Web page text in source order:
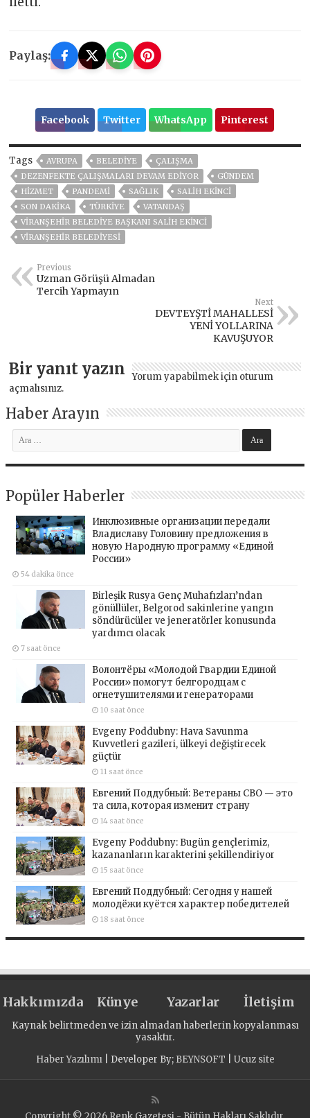
Paylaş:
Facebook Twitter WhatsApp Pinterest
Tags AVRUPA BELEDİYE
ÇALIŞMA
DEZENFEKTE ÇALIŞMALARI DEVAM EDIYOR
GÜNDEM
HİZMET
PANDEMİ SAĞLIK
SALİH EKİNCİ
SON DAKIKA
TÜRKİYE
VATANDAŞ
VIRANŞEHIR BELEDIYE BAŞKANI SALİH EKINCI
VİRANŞEHİR BELEDİYESİ
Previous
Uzman Görüşü Almadan
Tercih Yapmayın
Next
DEVTEYŞTİ MAHALLESİ
YENİ YOLLARINA
KAVUŞUYOR
Bir yanıt yazın Yorum yapabilmek için oturum
açmalısınız.
Haber Arayın
Popüler Haberler
Инклюзивные организации передали
Владиславу Головину предложения в
новую Народную программу «Единой
России»
54 dakika önce
Birleşik Rusya Genç Muhafızları’ndan
gönüllüler, Belgorod sakinlerine yangın
söndürücüler ve jeneratörler konusunda
yardımcı olacak
7 saat önce
Волонтёры «Молодой Гвардии Единой
России» помогут белгородцам с
огнетушителями и генераторами
10 saat önce
Evgeny Poddubny: Hava Savunma
Kuvvetleri gazileri, ülkeyi değiştirecek
güçtür
11 saat önce
Евгений Поддубный: Ветераны СВО — это
та сила, которая изменит страну
14 saat önce
Evgeny Poddubny: Bugün gençlerimiz,
kazananların karakterini şekillendiriyor
15 saat önce
Евгений Поддубный: Сегодня у нашей
молодёжи куётся характер победителей
18 saat önce
Hakkımızda Künye Yazarlar İletişim
Kaynak belirtmeden ve izin almadan haberlerin kopyalanması
yasaktır.
Haber Yazılımı| Developer By; BEYNSOFT Ucuz site